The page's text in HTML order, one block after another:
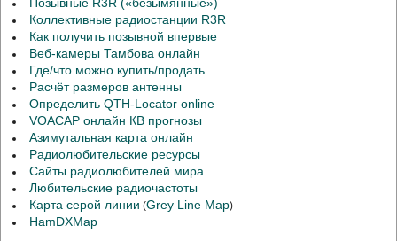
Позывные R3R («безымянные»)
Коллективные радиостанции R3R
Как получить позывной впервые
Веб-камеры Тамбова онлайн
Где/что можно купить/продать
Расчёт размеров антенны
Определить QTH-Locator online
VOACAP онлайн КВ прогнозы
Азимутальная карта онлайн
Радиолюбительские ресурсы
Сайты радиолюбителей мира
Любительские радиочастоты
Карта серой линии (Grey Line Map)
HamDXMap